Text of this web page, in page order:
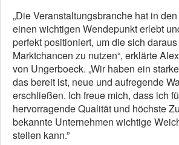
„Die Veranstaltungsbranche hat in
einen wichtigen Wendepunkt erlebt
perfekt positioniert, um die sich
Marktchancen zu nutzen“, erklärte
von Ungerboeck. „Wir haben ein
das bereit ist, neue und aufregende
erschließen. Ich freue mich, dass ich
hervorragende Qualität und höchste
bekannte Unternehmen wichtige
stellen kann.”